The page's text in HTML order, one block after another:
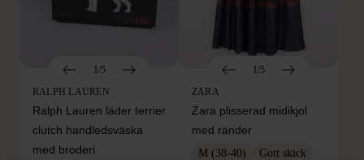
1/5
RALPH LAUREN
Ralph Lauren läder terrier
clutch handledsväska
med broderi
1/5
ZARA
Zara plisserad midikjol
med ränder
M (38-40) Gott skick